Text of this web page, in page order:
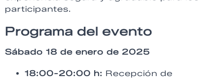
participantes.
Programa del evento
Sábado 18 de enero de 2025
18:00-20:00 h: Recepción de